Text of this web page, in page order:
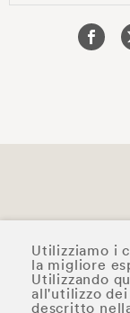
Utilizziamo i
la migliore
Utilizzando
all'utilizzo
descritto